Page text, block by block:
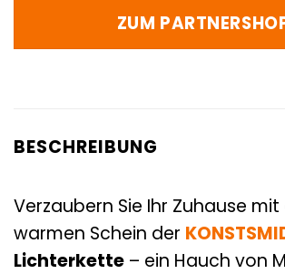
ZUM
BESCHREIBUNG
Verzaubern Sie Ihr Zuhause
warmen Schein der
Lichterkette – ein Hauch von